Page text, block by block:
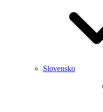
Slovensko